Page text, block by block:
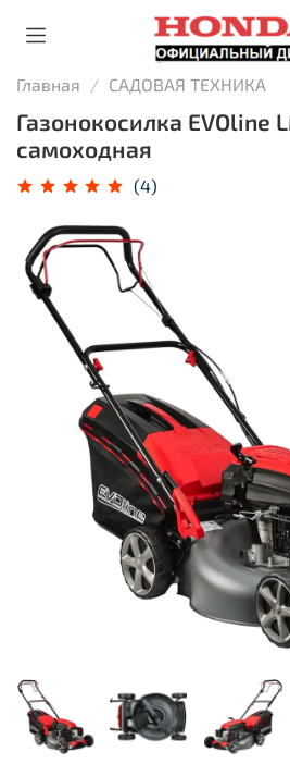
Главная САДОВАЯ ТЕХНИКА
Газонокосилка EVOline
самоходная
(4)